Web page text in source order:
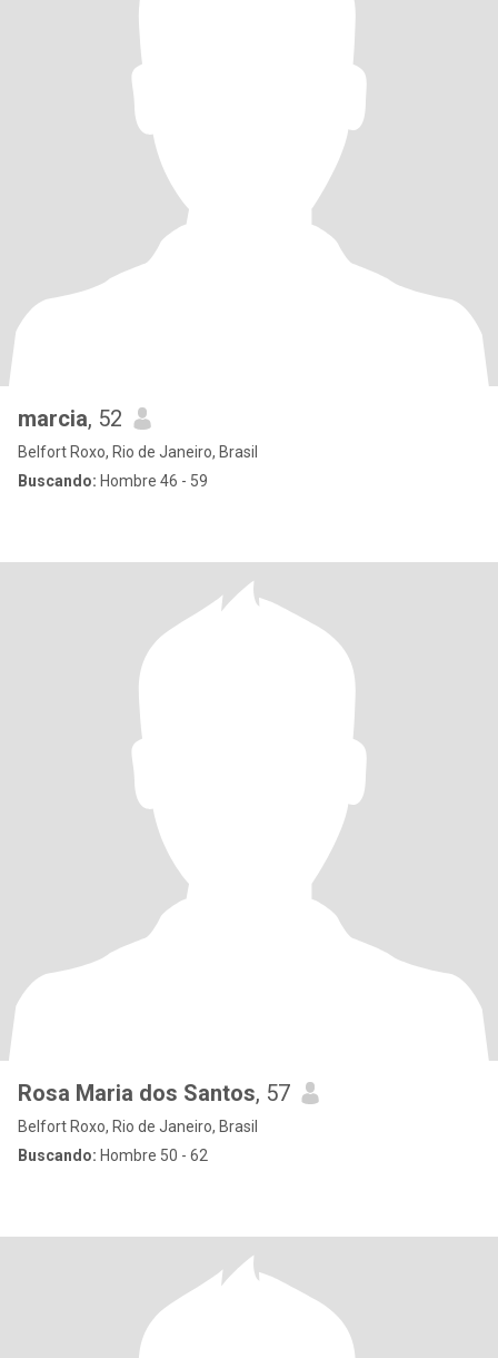
marcia, 52
Belfort Roxo, Rio de Janeiro, Brasil
Buscando: Hombre 46 - 59
Rosa Maria dos Santos, 57
Belfort Roxo, Rio de Janeiro, Brasil
Buscando: Hombre 50 - 62